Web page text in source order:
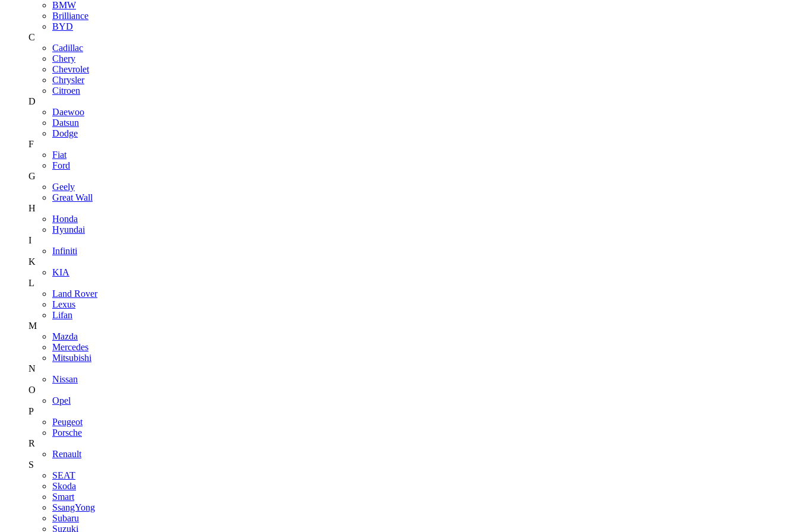
BMW
Brilliance
BYD
C
Cadillac
Chery
Chevrolet
Chrysler
Citroen
D
Daewoo
Datsun
Dodge
F
Fiat
Ford
G
Geely
Great Wall
H
Honda
Hyundai
I
Infiniti
K
KIA
L
Land Rover
Lexus
Lifan
M
Mazda
Mercedes
Mitsubishi
N
Nissan
O
Opel
P
Peugeot
Porsche
R
Renault
S
SEAT
Skoda
Smart
SsangYong
Subaru
Suzuki